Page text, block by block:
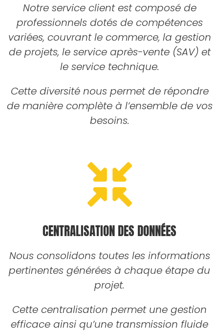
Notre service client est composé de
professionnels dotés de compétences
variées, couvrant le commerce, la gestion
de projets, le service après-vente (SAV) et
le service technique.
Cette diversité nous permet de répondre
de manière complète à l’ensemble de vos
besoins.
CENTRALISATION DES DONNÉES
Nous consolidons toutes les informations
pertinentes générées à chaque étape du
projet.
Cette centralisation permet une gestion
efficace ainsi qu’une transmission fluide